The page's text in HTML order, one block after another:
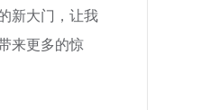
新大门，让我
来更多的惊